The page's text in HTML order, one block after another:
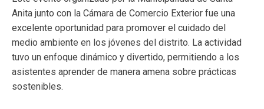
Anita junto con la Cámara de Comercio Exterior fue una
excelente oportunidad para promover el cuidado del
medio ambiente en los jóvenes del distrito. La actividad
tuvo un enfoque dinámico y divertido, permitiendo a los
asistentes aprender de manera amena sobre prácticas
sostenibles.